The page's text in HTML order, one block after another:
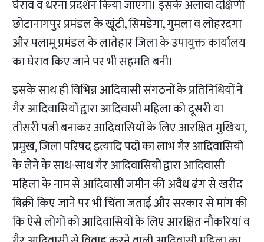
घेराव व धरना प्रदर्शन किया जाएगा। इसके अलावा दक्षिणी
छोटानागपुर प्रमंडल के खूंटी, सिमडेगा, गुमला व लोहरदगा
और पलामू प्रमंडल के लातेहार जिला के उपायुक्त कार्यालय
का घेराव किए जाने पर भी सहमति बनी।
इसके साथ ही विभिन्न आदिवासी संगठनों के प्रतिनिधियों ने
गैर आदिवासियों द्वारा आदिवासी महिला को दूसरी या
तीसरी पत्नी बनाकर आदिवासियों के लिए आरक्षित मुखिया,
प्रमुख, जिला परिषद इत्यादि पदों का लाभ गैर आदिवासियों
के लेने के साथ-साथ गैर आदिवासियों द्वारा आदिवासी
महिला के नाम से आदिवासी जमीन की अवैध ढंग से खरीद
बिक्री किए जाने पर भी चिंता जताई और सरकार से मांग की
कि ऐसे लोगों को आदिवासियों के लिए आरक्षित नौकरियां व